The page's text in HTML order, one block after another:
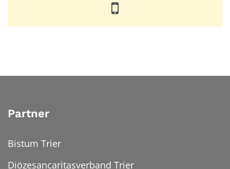
Partner
Bistum Trier
Diözesancaritasverband Trier